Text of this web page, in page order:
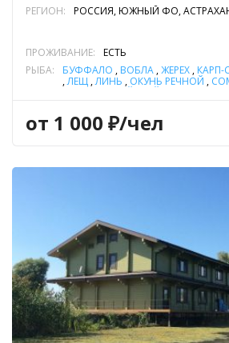
РЕГИОН: РОССИЯ, ЮЖНЫЙ ФО,
ПРОЖИВАНИЕ:
ЕСТЬ
РЫБА:
БУФФАЛО , ВОБЛА ,ЖЕРЕХ , КАРП-
,ЛЕЩ ,ЛИНЬ , ОКУНЬ РЕЧНОЙ ,
от 1 000 ₽/чел